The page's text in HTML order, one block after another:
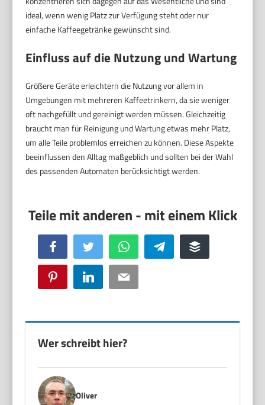
ideal, wenn wenig Platz zur Verfügung steht oder nur
einfache Kaffeegetränke gewünscht sind.
Einfluss auf die Nutzung und Wartung
Größere Geräte erleichtern die Nutzung vor allem in
Umgebungen mit mehreren Kaffeetrinkern, da sie weniger
oft nachgefüllt und gereinigt werden müssen. Gleichzeitig
braucht man für Reinigung und Wartung etwas mehr Platz,
um alle Teile problemlos erreichen zu können. Diese Aspekte
beeinflussen den Alltag maßgeblich und sollten bei der Wahl
des passenden Automaten berücksichtigt werden.
Facebook Twitter WhatsApp Telegram Buffer
Pinterest LinkedIn Email
Wer schreibt hier?
Oliver